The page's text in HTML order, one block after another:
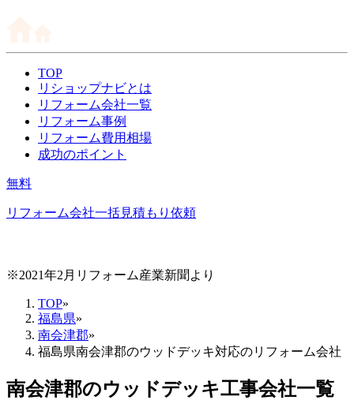
TOP
リショップナビとは
リフォーム会社一覧
リフォーム事例
リフォーム費用相場
成功のポイント
無料
リフォーム会社一括見積もり依頼
※2021年2月リフォーム産業新聞より
TOP»
福島県»
南会津郡»
福島県南会津郡のウッドデッキ対応のリフォーム会社
南会津郡のウッドデッキ工事会社一覧